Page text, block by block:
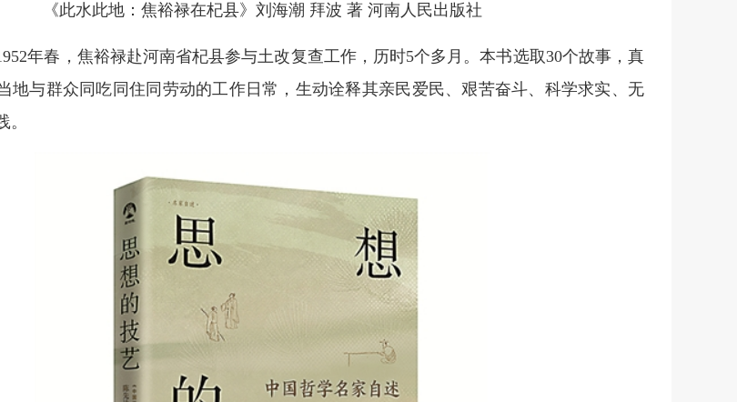
《此水此地：焦裕禄在杞县》刘海潮 拜波 著 河南人民出版社
年春，焦裕禄赴河南省杞县参与土改复查工作，历时5个多月。本书选取30个故事，真
地与群众同吃同住同劳动的工作日常，生动诠释其亲民爱民、艰苦奋斗、科学求实、无